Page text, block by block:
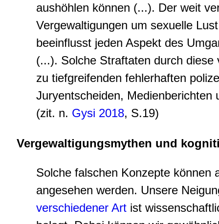
aushöhlen können (...). Der weit
Vergewaltigungen um sexuelle
beeinflusst jeden Aspekt des
(...). Solche Straftaten durch
zu tiefgreifenden fehlerhaften
Juryentscheiden,
(zit. n. Gysi 2018, S.19)
Vergewaltigungsmythen und
Solche falschen Konzepte können
angesehen werden. Unsere
verschiedener Art ist